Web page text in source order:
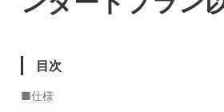
目次
■仕様